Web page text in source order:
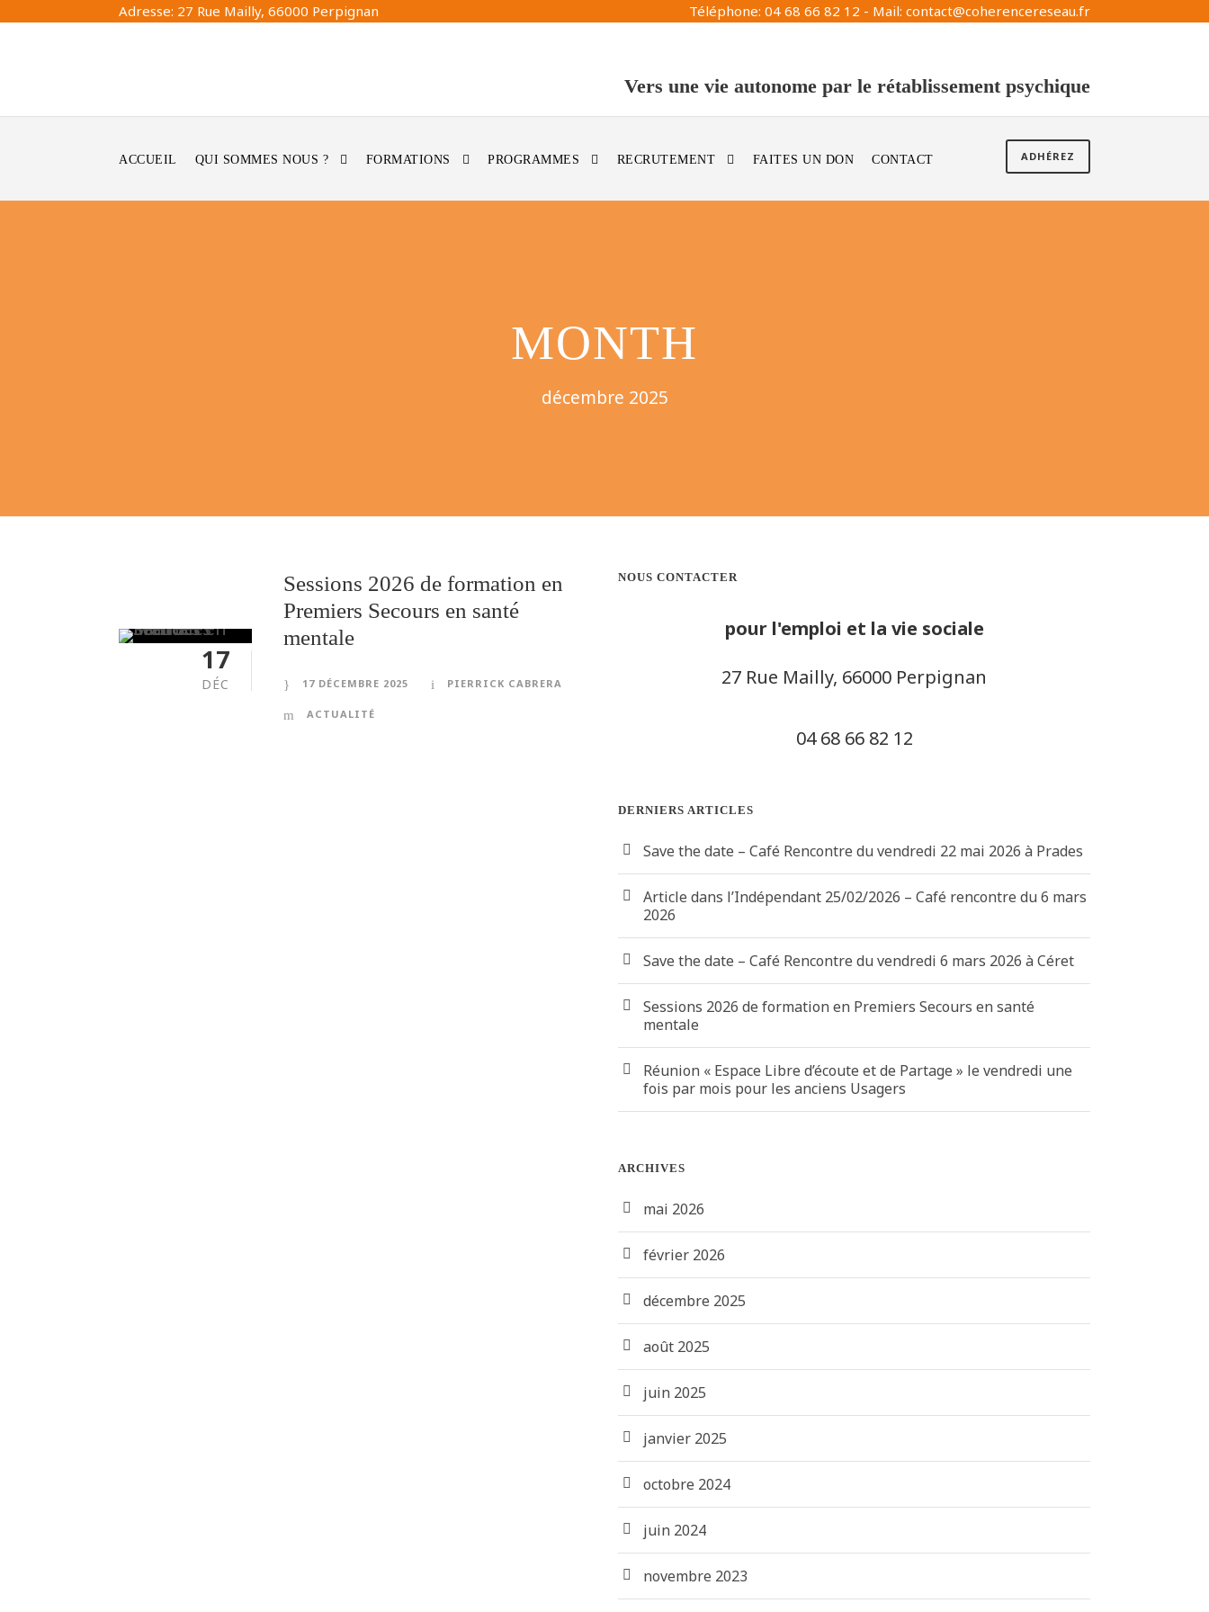
Adresse: 27 Rue Mailly, 66000 Perpignan Téléphone: 04 68 66 82 12 - Mail: contact@coherencereseau.fr
Vers une vie autonome par le rétablissement psychique
ACCUEIL QUI SOMMES NOUS ? FORMATIONS PROGRAMMES RECRUTEMENT FAITES UN DON CONTACT ADHÉREZ
MONTH
décembre 2025
17
DÉC
Sessions 2026 de formation en
Premiers Secours en santé
mentale
17 DÉCEMBRE 2025 PIERRICK CABRERA
ACTUALITÉ
NOUS CONTACTER
pour l'emploi et la vie sociale
27 Rue Mailly, 66000 Perpignan
04 68 66 82 12
DERNIERS ARTICLES
Save the date – Café Rencontre du vendredi 22 mai 2026 à Prades
Article dans l’Indépendant 25/02/2026 – Café rencontre du 6 mars
2026
Save the date – Café Rencontre du vendredi 6 mars 2026 à Céret
Sessions 2026 de formation en Premiers Secours en santé
mentale
Réunion « Espace Libre d’écoute et de Partage » le vendredi une
fois par mois pour les anciens Usagers
ARCHIVES
mai 2026
février 2026
décembre 2025
août 2025
juin 2025
janvier 2025
octobre 2024
juin 2024
novembre 2023